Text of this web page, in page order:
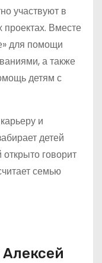
участвуют в
проектах. Вместе
для помощи
а также
детям с
и
детей
говорит
семью